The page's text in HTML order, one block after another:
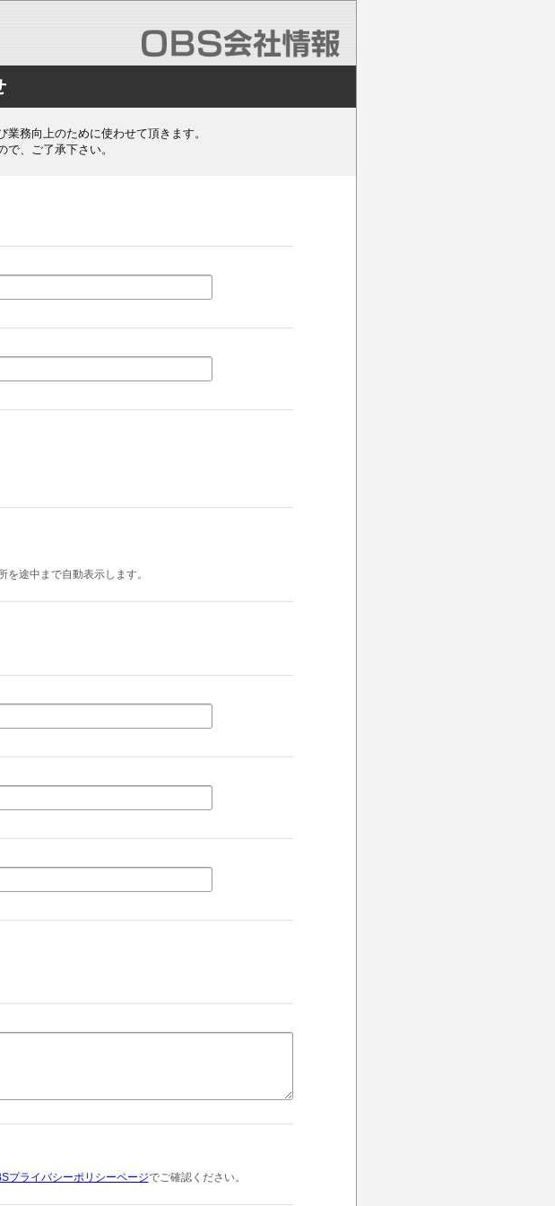
務向上のために使わせて頂きます。
、ご了承下さい。
途中まで自動表示します。
プライバシーポリシーページでご確認ください。